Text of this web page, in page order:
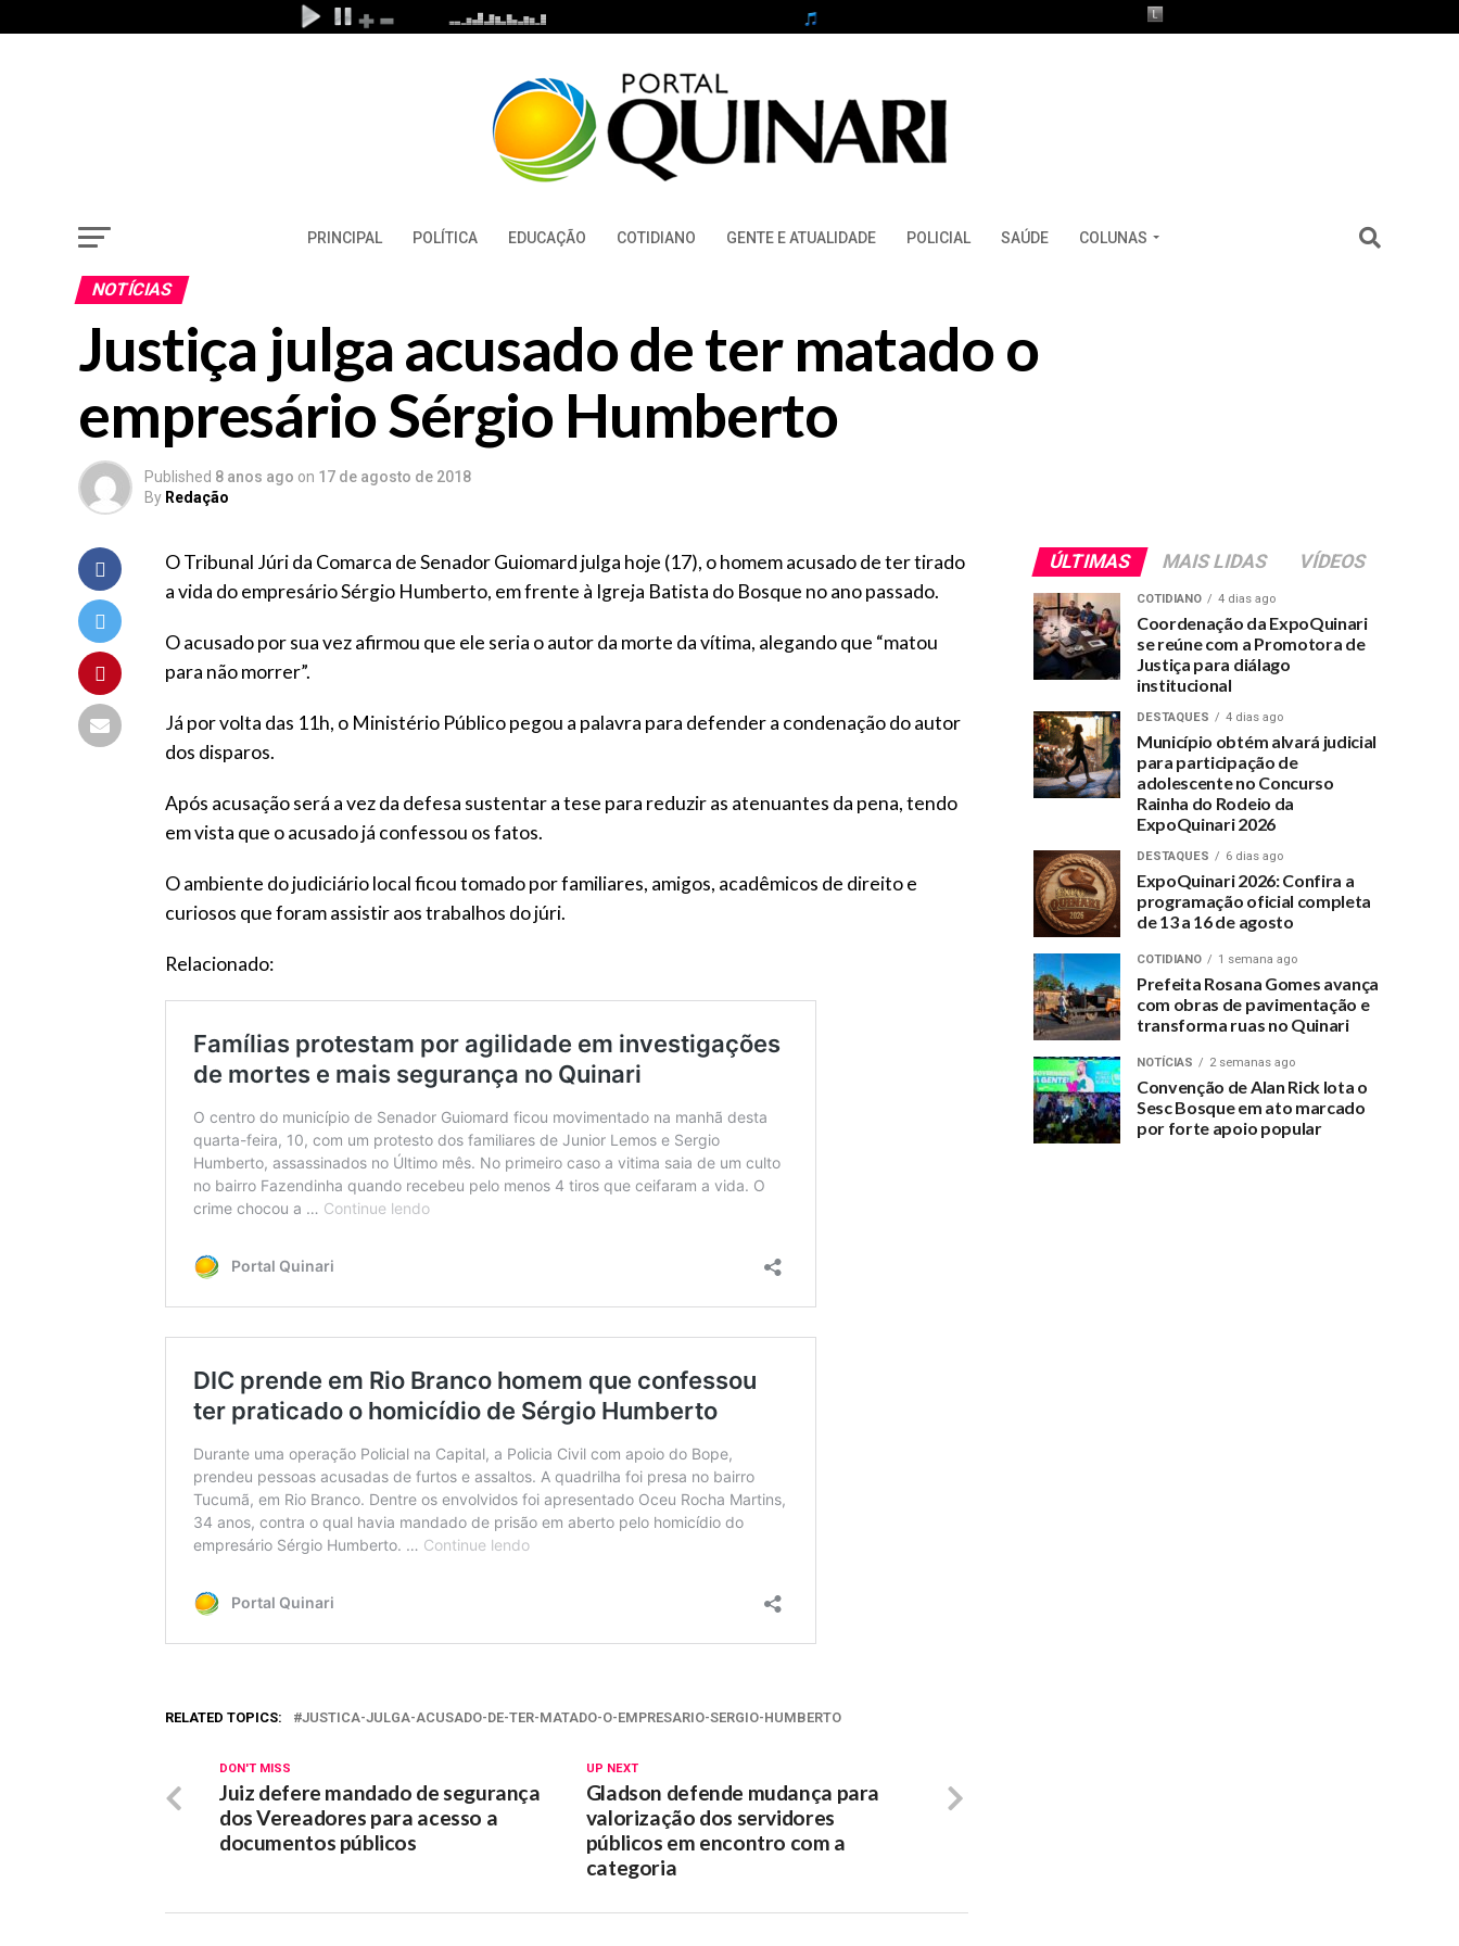
PRINCIPAL POLÍTICA EDUCAÇÃO COTIDIANO GENTE E ATUALIDADE POLICIAL SAÚDE COLUNAS
NOTÍCIAS
Justiça julga acusado de ter matado o
empresário Sérgio Humberto
Published 8 anos ago on 17 de agosto de 2018
By Redação
O Tribunal Júri da Comarca de Senador Guiomard julga hoje (17), o homem acusado de ter tirado
a vida do empresário Sérgio Humberto, em frente à Igreja Batista do Bosque no ano passado.
O acusado por sua vez afirmou que ele seria o autor da morte da vítima, alegando que “matou
para não morrer”.
Já por volta das 11h, o Ministério Público pegou a palavra para defender a condenação do autor
dos disparos.
Após acusação será a vez da defesa sustentar a tese para reduzir as atenuantes da pena, tendo
em vista que o acusado já confessou os fatos.
O ambiente do judiciário local ficou tomado por familiares, amigos, acadêmicos de direito e
curiosos que foram assistir aos trabalhos do júri.
Relacionado:
RELATED TOPICS: JUSTICA-JULGA-ACUSADO-DE-TER-MATADO-O-EMPRESARIO-SERGIO-HUMBERTO
UP NEXT
Gladson defende mudança para
valorização dos servidores
públicos em encontro com a
categoria
DON'T MISS
Juiz defere mandado de segurança
dos Vereadores para acesso a
documentos públicos
ÚLTIMAS MAIS LIDAS VÍDEOS
COTIDIANO 4 dias ago
Coordenação da ExpoQuinari
se reúne com a Promotora de
Justiça para diálago
institucional
DESTAQUES 4 dias ago
Município obtém alvará judicial
para participação de
adolescente no Concurso
Rainha do Rodeio da
ExpoQuinari 2026
DESTAQUES 6 dias ago
ExpoQuinari 2026: Confira a
programação oficial completa
de 13 a 16 de agosto
COTIDIANO 1 semana ago
Prefeita Rosana Gomes avança
com obras de pavimentação e
transforma ruas no Quinari
NOTÍCIAS 2 semanas ago
Convenção de Alan Rick lota o
Sesc Bosque em ato marcado
por forte apoio popular